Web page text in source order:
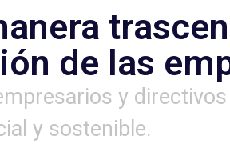
de las
y
y sostenible.